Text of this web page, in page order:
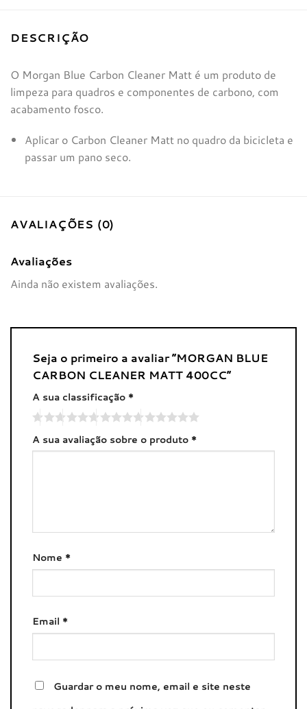
DESCRIÇÃO
O Morgan Blue Carbon Cleaner Matt é um produto de
limpeza para quadros e componentes de carbono, com
acabamento fosco.
Aplicar o Carbon Cleaner Matt no quadro da bicicleta e
passar um pano seco.
AVALIAÇÕES (0)
Avaliações
Ainda não existem avaliações.
Seja o primeiro a avaliar “MORGAN BLUE
CARBON CLEANER MATT 400CC”
A sua classificação *
A sua avaliação sobre o produto *
Nome *
Email *
Guardar o meu nome, email e site neste